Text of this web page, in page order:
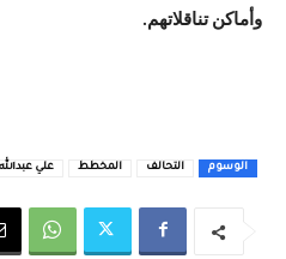
وأماكن تناقلاتهم.
الوسوم التحالف المخطط علي